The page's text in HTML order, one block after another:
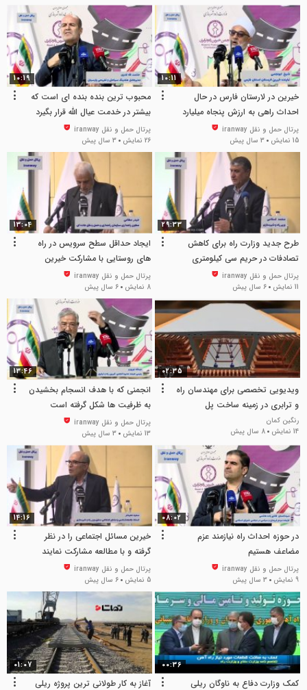
10:11
خیرین در لارستان فارس در حال
احداث راهی به ارزش پنجاه میلیارد
تومان هستند
پرتال حمل و نقل iranway
15 نمایش
3 سال پیش
10:19
محبوب ترین بنده بنده ای است که
بیشتر در خدمت عیال الله قرار بگیرد
پرتال حمل و نقل iranway
26 نمایش
3 سال پیش
29:33
طرح جدید وزارت راه برای کاهش
تصادفات در حریم سی کیلومتری
شهرها
پرتال حمل و نقل iranway
11 نمایش
6 سال پیش
13:04
ایجاد حداقل سطح سرویس در راه
های روستایی با مشارکت خیرین
پرتال حمل و نقل iranway
8 نمایش
6 سال پیش
02:35
ویدیویی تخصصی برای مهندسان راه
و ترابری در زمینه ساخت پل
رنگین کمان
14 نمایش
8 سال پیش
13:46
انجمنی که با هدف انسجام بخشیدن
به ظرفیت ها شکل گرفته است
پرتال حمل و نقل iranway
13 نمایش
3 سال پیش
08:02
در حوزه احداث راه نیازمند عزم
مضاعف هستیم
پرتال حمل و نقل iranway
9 نمایش
3 سال پیش
14:16
خیرین مسائل اجتماعی را در نظر
گرفته و با مطالعه مشارکت نمایند
پرتال حمل و نقل iranway
5 نمایش
6 سال پیش
00:36
کمک وزارت دفاع به ناوگان ریلی
01:07
آغاز به کار طولانی ترین پروژه ریلی